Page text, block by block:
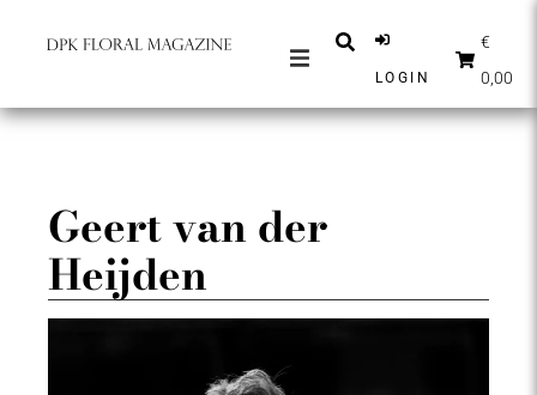
PARTNER
LOGIN
€
0,00
Geert van der
Heijden